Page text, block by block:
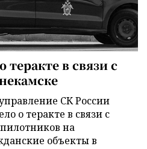
теракте в связи с
СК России
о теракте в связи с
на
объекты в